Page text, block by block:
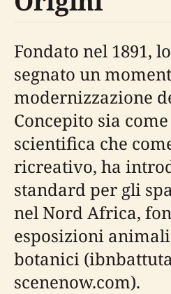
Fondato nel 1891,
segnato un
modernizzazione
Concepito sia
scientifica che
ricreativo, ha
standard per gli
nel Nord Africa,
esposizioni
botanici
scenenow.com).